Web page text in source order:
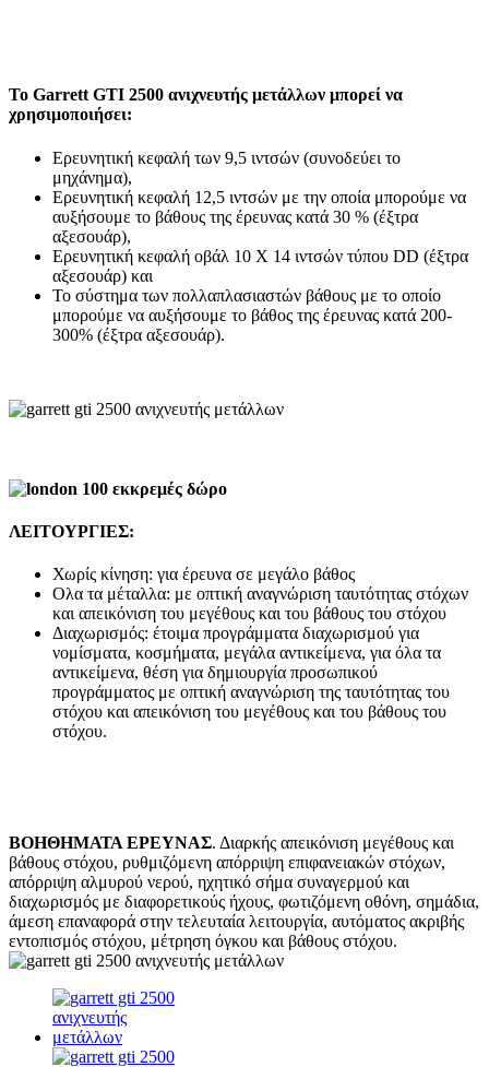
To Garrett GTI 2500 ανιχνευτής μετάλλων μπορεί να
χρησιμοποιήσει:
Ερευνητική κεφαλή των 9,5 ιντσών (συνοδεύει το
μηχάνημα),
Ερευνητική κεφαλή 12,5 ιντσών με την οποία μπορούμε να
αυξήσουμε το βάθους της έρευνας κατά 30 % (έξτρα
αξεσουάρ),
Ερευνητική κεφαλή οβάλ 10 X 14 ιντσών τύπου DD (έξτρα
αξεσουάρ) και
Το σύστημα των πολλαπλασιαστών βάθους με το οποίο
μπορούμε να αυξήσουμε το βάθος της έρευνας κατά 200-
300% (έξτρα αξεσουάρ).
ΛΕΙΤΟΥΡΓΙΕΣ:
Χωρίς κίνηση: για έρευνα σε μεγάλο βάθος
Ολα τα μέταλλα: με οπτική αναγνώριση ταυτότητας στόχων
και απεικόνιση του μεγέθους και του βάθους του στόχου
Διαχωρισμός: έτοιμα προγράμματα διαχωρισμού για
νομίσματα, κοσμήματα, μεγάλα αντικείμενα, για όλα τα
αντικείμενα, θέση για δημιουργία προσωπικού
προγράμματος με οπτική αναγνώριση της ταυτότητας του
στόχου και απεικόνιση του μεγέθους και του βάθους του
στόχου.
ΒΟΗΘΗΜΑΤΑ ΕΡΕΥΝΑΣ. Διαρκής απεικόνιση μεγέθους και
βάθους στόχου, ρυθμιζόμενη απόρριψη επιφανειακών στόχων,
απόρριψη αλμυρού νερού, ηχητικό σήμα συναγερμού και
διαχωρισμός με διαφορετικούς ήχους, φωτιζόμενη οθόνη, σημάδια,
άμεση επαναφορά στην τελευταία λειτουργία, αυτόματος ακριβής
εντοπισμός στόχου, μέτρηση όγκου και βάθους στόχου.